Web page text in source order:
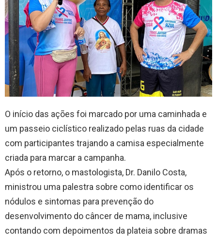
O início das ações foi marcado por uma caminhada e
um passeio ciclístico realizado pelas ruas da cidade
com participantes trajando a camisa especialmente
criada para marcar a campanha.
Após o retorno, o mastologista, Dr. Danilo Costa,
ministrou uma palestra sobre como identificar os
nódulos e sintomas para prevenção do
desenvolvimento do câncer de mama, inclusive
contando com depoimentos da plateia sobre dramas